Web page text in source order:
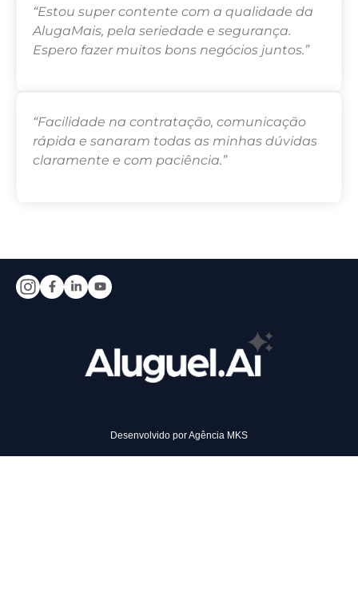
“Estou super contente com a qualidade da
AlugaMais, pela seriedade e segurança.
Espero fazer muitos bons negócios juntos.”
“Facilidade na contratação, comunicação
rápida e sanaram todas as minhas dúvidas
claramente e com paciência.”
Desenvolvido porAgência MKS